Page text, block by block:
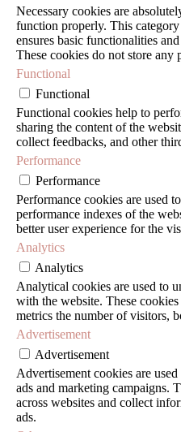
Necessary cookies are
function properly. This
ensures basic functionalities
These cookies do not store any
Functional
Functional
Functional cookies help to
sharing the content of the
collect feedbacks, and other
Performance
Performance
Performance cookies are used
performance indexes of the
better user experience for the
Analytics
Analytics
Analytical cookies are used to
with the website. These
metrics the number of visitors,
Advertisement
Advertisement
Advertisement cookies are
ads and marketing campaigns.
across websites and collect
ads.